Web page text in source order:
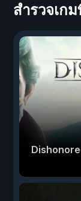
สำรวจเก